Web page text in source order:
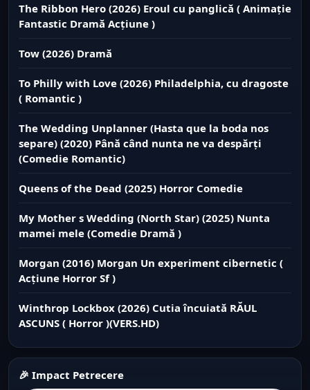
The Ribbon Hero (2026) Eroul cu panglică ( Animație
Fantastic Dramă Acțiune )
Tow (2026) Dramă
To Philly with Love (2026) Philadelphia, cu dragoste
( Romantic )
The Wedding Unplanner (Hasta que la boda nos
separe) (2020) Până când nunta ne va despărți
(Comedie Romantic)
Queens of the Dead (2025) Horror Comedie
My Mother s Wedding (North Star) (2025) Nunta
mamei mele (Comedie Dramă )
Morgan (2016) Morgan Un experiment cibernetic (
Acțiune Horror Sf )
Winthrop Lockbox (2026) Cutia încuiată RĂUL
ASCUNS ( Horror )(VERS.HD)
🎉 Impact Petrecere